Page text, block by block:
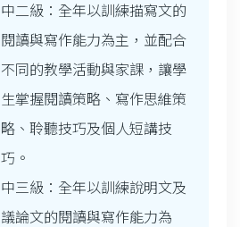
中二級：全年以訓練描寫文的
閱讀與寫作能力為主，並配合
不同的教學活動與家課，讓學
生掌握閱讀策略、寫作思維策
略、聆聽技巧及個人短講技
巧。
中三級：全年以訓練說明文及
議論文的閱讀與寫作能力為